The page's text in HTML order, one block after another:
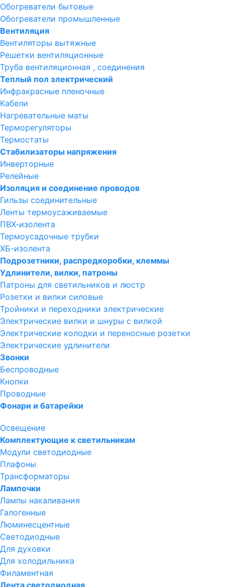
Обогреватели бытовые
Обогреватели промышленные
Вентиляция
Вентиляторы вытяжные
Решетки вентиляционные
Труба вентиляционная , соединения
Теплый пол электрический
Инфракрасные пленочные
Кабели
Нагревательные маты
Терморегуляторы
Термостаты
Стабилизаторы напряжения
Инверторные
Релейные
Изоляция и соединение проводов
Гильзы соединительные
Ленты термоусаживаемые
ПВХ-изолента
Термоусадочные трубки
ХБ-изолента
Подрозетники, распредкоробки, клеммы
Удлинители, вилки, патроны
Патроны для светильников и люстр
Розетки и вилки силовые
Тройники и переходники электрические
Электрические вилки и шнуры с вилкой
Электрические колодки и переносные розетки
Электрические удлинители
Звонки
Беспроводные
Кнопки
Проводные
Фонари и батарейки
Освещение
Комплектующие к светильникам
Модули светодиодные
Плафоны
Трансформаторы
Лампочки
Лампы накаливания
Галогенные
Люминесцентные
Светодиодные
Для духовки
Для холодильника
Филаментная
Лента светодиодная